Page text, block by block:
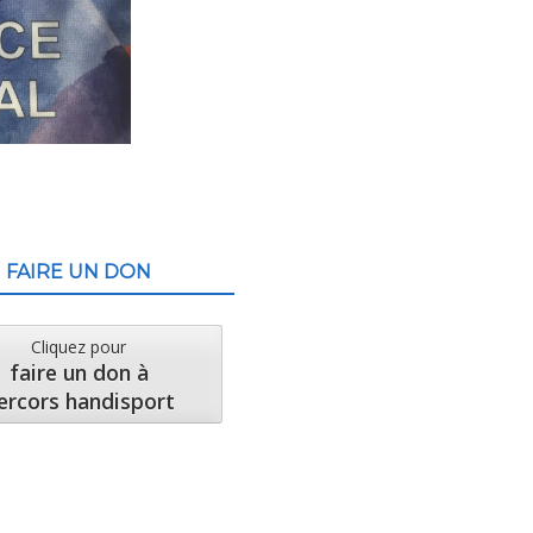
FAIRE UN DON
Cliquez pour
faire un don à
handisport